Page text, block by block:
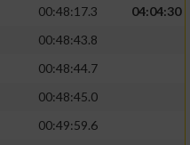
00:48:17.3
04:04:30
00:48:43.8
00:48:44.7
00:48:45.0
00:49:59.6
zur Auswahl